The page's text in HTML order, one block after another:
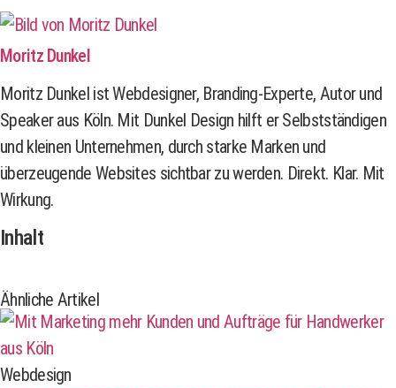
Moritz Dunkel
Moritz Dunkel ist Webdesigner, Branding-Experte, Autor und
Speaker aus Köln. Mit Dunkel Design hilft er Selbstständigen
und kleinen Unternehmen, durch starke Marken und
überzeugende Websites sichtbar zu werden. Direkt. Klar. Mit
Wirkung.
Inhalt
Ähnliche Artikel
Webdesign